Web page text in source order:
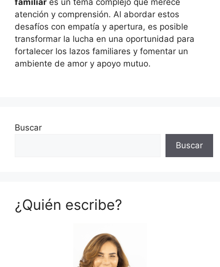
atención y comprensión. Al abordar estos
desafíos con empatía y apertura, es posible
transformar la lucha en una oportunidad para
fortalecer los lazos familiares y fomentar un
ambiente de amor y apoyo mutuo.
Buscar
Buscar
¿Quién escribe?